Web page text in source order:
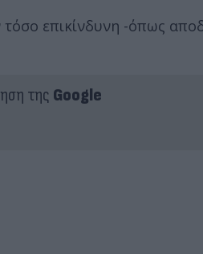
επικίνδυνη -όπως
της Google